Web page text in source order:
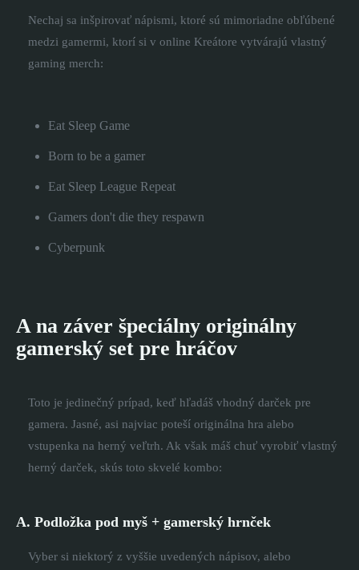
Nechaj sa inšpirovať nápismi, ktoré sú mimoriadne obľúbené
medzi gamermi, ktorí si v online Kreátore vytvárajú vlastný
gaming merch:
Eat Sleep Game
Born to be a gamer
Eat Sleep League Repeat
Gamers don't die they respawn
Cyberpunk
A na záver špeciálny originálny
gamerský set pre hráčov
Toto je jedinečný prípad, keď hľadáš vhodný darček pre
gamera. Jasné, asi najviac poteší originálna hra alebo
vstupenka na herný veľtrh. Ak však máš chuť vyrobiť vlastný
herný darček, skús toto skvelé kombo:
A. Podložka pod myš + gamerský hrnček
Vyber si niektorý z vyššie uvedených nápisov, alebo